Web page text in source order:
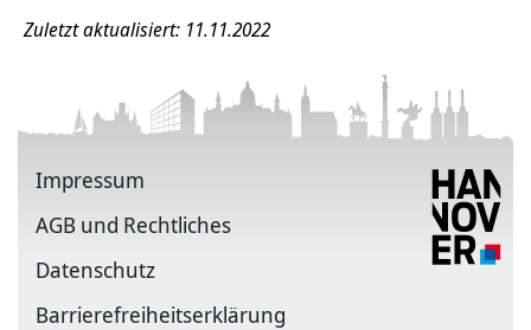
Zuletzt aktualisiert: 11.11.2022
Impressum
AGB und Rechtliches
Datenschutz
Barriere­freiheits­erklärung